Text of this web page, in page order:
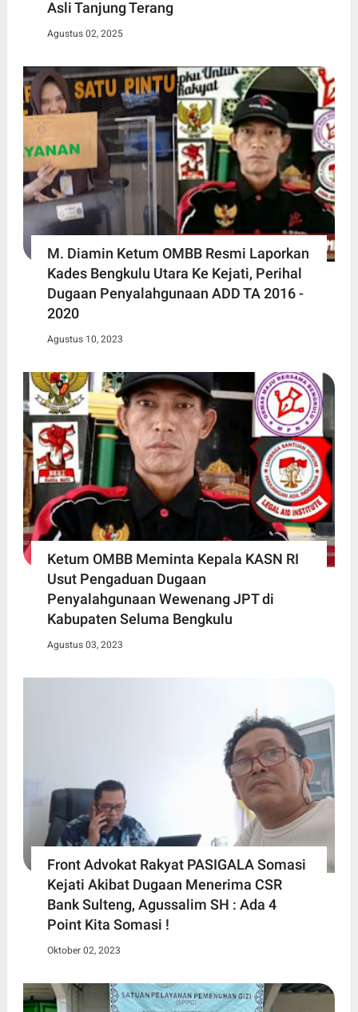
Asli Tanjung Terang
Agustus 02, 2025
M. Diamin Ketum OMBB Resmi Laporkan
Kades Bengkulu Utara Ke Kejati, Perihal
Dugaan Penyalahgunaan ADD TA 2016 -
2020
Agustus 10, 2023
Ketum OMBB Meminta Kepala KASN RI
Usut Pengaduan Dugaan
Penyalahgunaan Wewenang JPT di
Kabupaten Seluma Bengkulu
Agustus 03, 2023
Front Advokat Rakyat PASIGALA Somasi
Kejati Akibat Dugaan Menerima CSR
Bank Sulteng, Agussalim SH : Ada 4
Point Kita Somasi !
Oktober 02, 2023